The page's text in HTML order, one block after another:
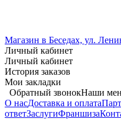
Магазин в Беседах, ул.
Личный кабинет
Личный кабинет
История заказов
Мои закладки
Обратный звонокНаши
О насДоставка и оплата
ответЗаслугиФраншиза